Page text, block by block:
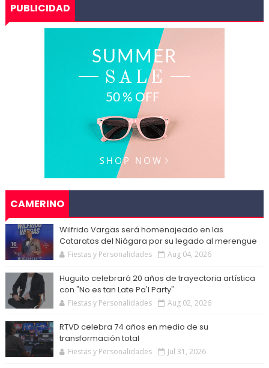
PUBLICIDAD
CAMERINO
Wilfrido Vargas será homenajeado en las
Cataratas del Niágara por su legado al merengue
Fiestas y Personalidades Aug 04, 2026
Huguito celebrará 20 años de trayectoria artística
con "No es tan Late Pa'l Party"
Fiestas y Personalidades Aug 02, 2026
RTVD celebra 74 años en medio de su
transformación total
Fiestas y Personalidades Jul 31, 2026